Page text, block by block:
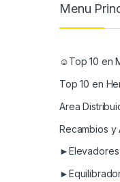
Menu
☺Top 10 en
Top 10 en
Area
Recambios y